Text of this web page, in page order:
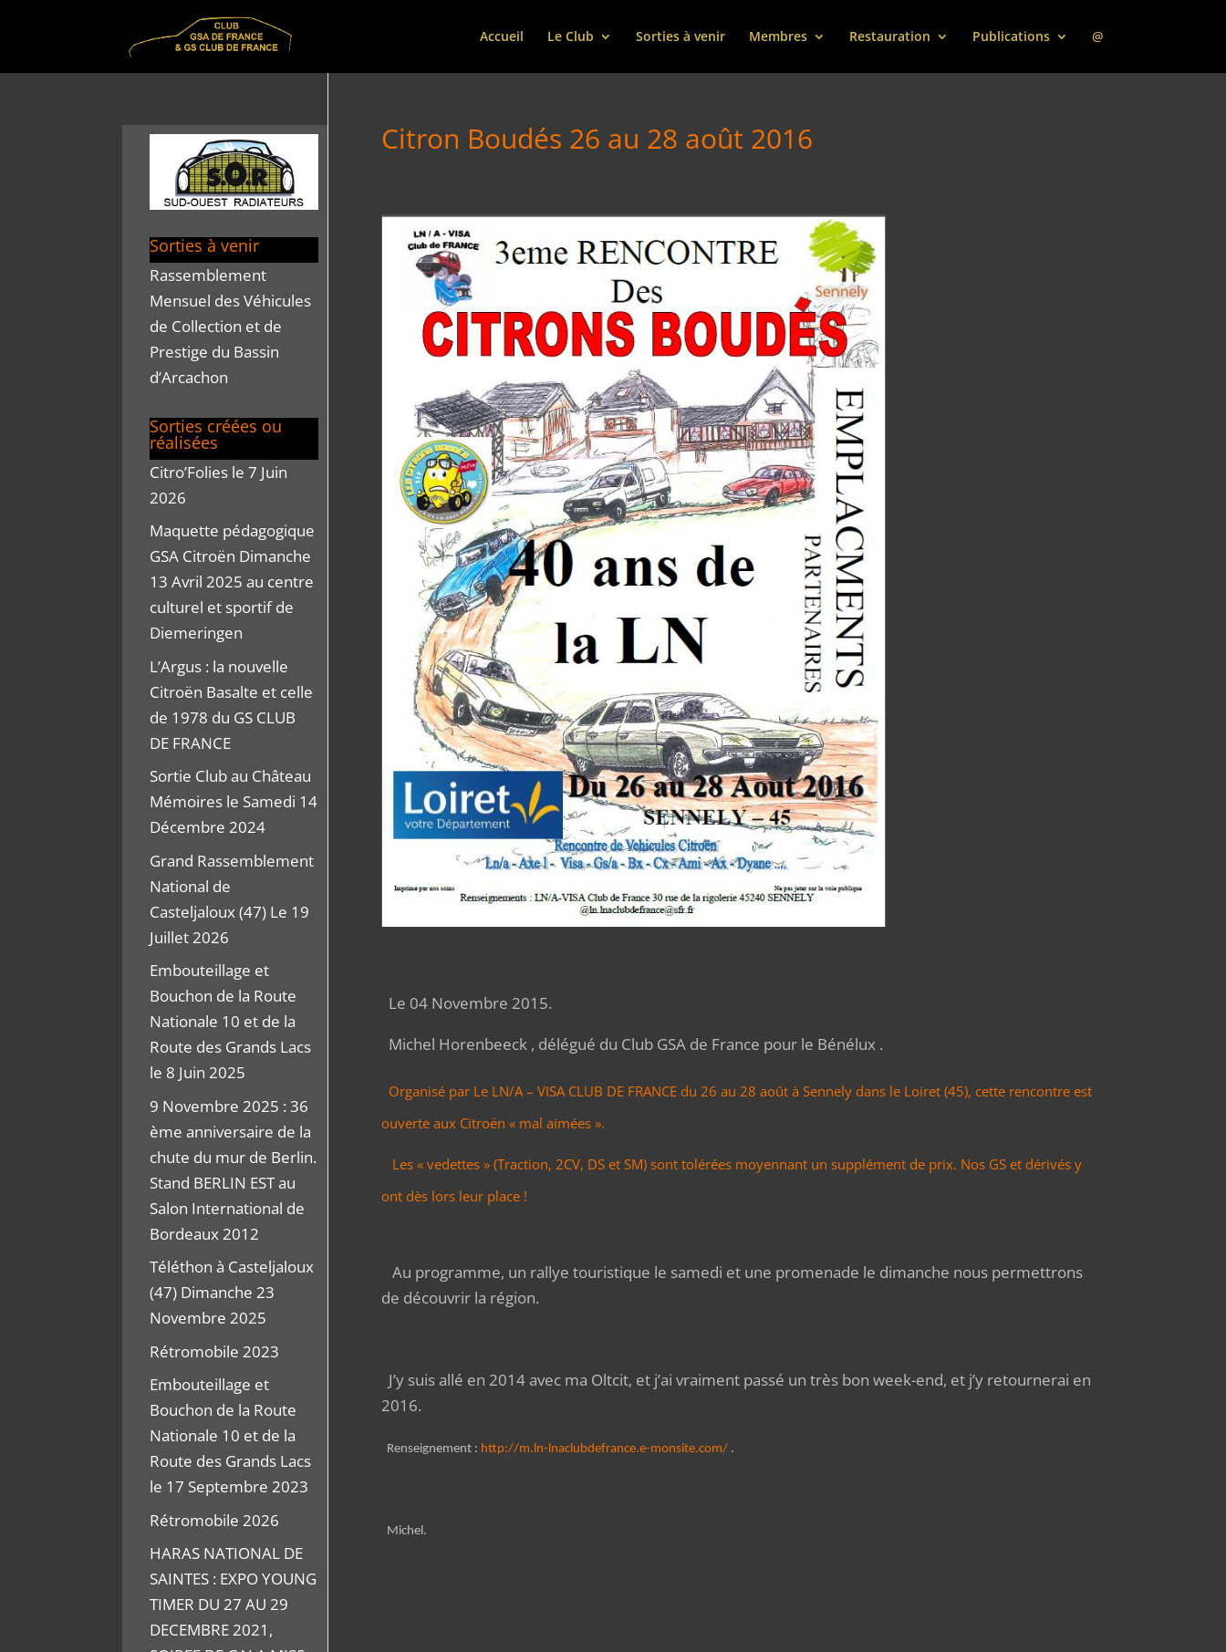
Accueil Le Club Sorties à venir Membres Restauration Publications @
Citron Boudés 26 au 28 août 2016
Le 04 Novembre 2015.
Michel Horenbeeck , délégué du Club GSA de France pour le Bénélux .
Organisé par Le LN/A – VISA CLUB DE FRANCEdu 26 au 28 août à Sennely dans le Loiret (45), cette rencontre est
ouverte aux Citroën « mal aimées ».
Les « vedettes » (Traction, 2CV, DS et SM) sont tolérées moyennant un supplément de prix. Nos GS et dérivés y
ont dès lors leur place !
Au programme, un rallye touristique le samedi et une promenade le dimanche nous permettrons
de découvrir la région.
J’y suis allé en 2014 avec ma Oltcit, et j’ai vraiment passé un très bon week-end, et j’y retournerai en
2016.
Renseignement : http://m.ln-lnaclubdefrance.e-monsite.com/.
Michel.
Sorties à venir
Rassemblement
Mensuel des Véhicules
de Collection et de
Prestige du Bassin
d’Arcachon
Sorties créées ou
réalisées
Citro’Folies le 7 Juin
2026
Maquette pédagogique
GSA Citroën Dimanche
13 Avril 2025 au centre
culturel et sportif de
Diemeringen
L’Argus : la nouvelle
Citroën Basalte et celle
de 1978 du GS CLUB
DE FRANCE
Sortie Club au Château
Mémoires le Samedi 14
Décembre 2024
Grand Rassemblement
National de
Casteljaloux (47) Le 19
Juillet 2026
Embouteillage et
Bouchon de la Route
Nationale 10 et de la
Route des Grands Lacs
le 8 Juin 2025
9 Novembre 2025 : 36
ème anniversaire de la
chute du mur de Berlin.
Stand BERLIN EST au
Salon International de
Bordeaux 2012
Téléthon à Casteljaloux
(47) Dimanche 23
Novembre 2025
Rétromobile 2023
Embouteillage et
Bouchon de la Route
Nationale 10 et de la
Route des Grands Lacs
le 17 Septembre 2023
Rétromobile 2026
HARAS NATIONAL DE
SAINTES : EXPO YOUNG
TIMER DU 27 AU 29
DECEMBRE 2021,